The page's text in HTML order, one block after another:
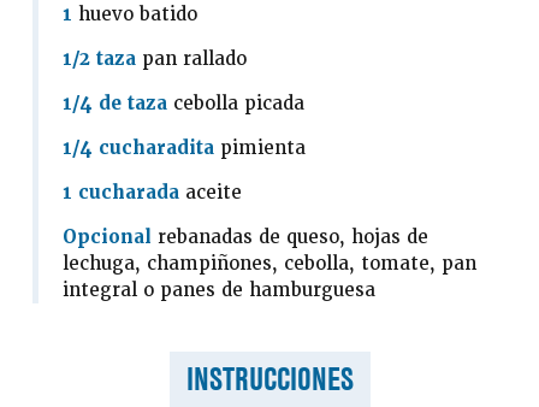
1 huevo batido
1/2 taza pan rallado
1/4 de taza cebolla picada
1/4 cucharadita pimienta
1 cucharada aceite
Opcional rebanadas de queso, hojas de
lechuga, champiñones, cebolla, tomate, pan
integral o panes de hamburguesa
INSTRUCCIONES